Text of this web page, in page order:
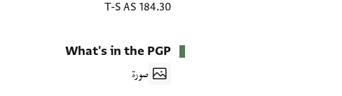
T-S AS 184.30
What's in the PGP
صورة